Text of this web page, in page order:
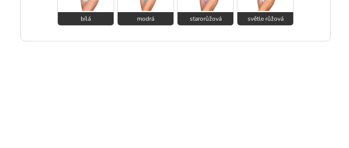
bílá modrá starorůžová světle růžová